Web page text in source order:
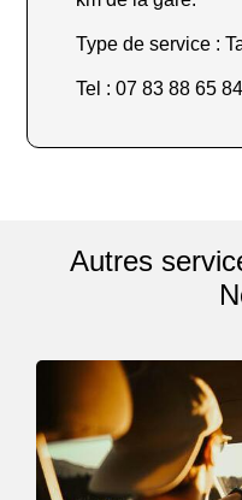
Type de service :
Tel : 07 83 88 65 84
Autres